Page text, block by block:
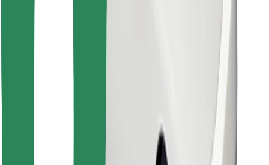
Télécharger l'appli Bolt Food